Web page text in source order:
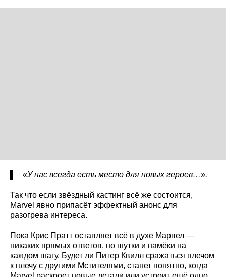
«У нас всегда есть место для новых героев…».
Так что если звёздный кастинг всё же состоится,
Marvel явно припасёт эффектный анонс для
разогрева интереса.
Пока Крис Пратт оставляет всё в духе Марвел —
никаких прямых ответов, но шутки и намёки на
каждом шагу. Будет ли Питер Квилл сражаться плечом
к плечу с другими Мстителями, станет понятно, когда